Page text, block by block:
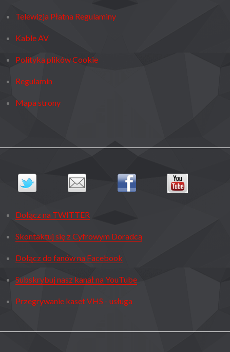
Telewizja Płatna Regulaminy
Kable AV
Polityka plików Cookie
Regulamin
Mapa strony
Dołącz na TWITTER
Skontaktuj się z Cyfrowym Doradcą
Dołącz do fanów na Facebook
Subskrybuj nasz kanał na YouTube
Przegrywanie kaset VHS - usługa